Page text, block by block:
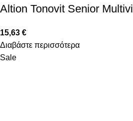
Altion Tonovit Senior
15,63 €
Διαβάστε περισσότερα
Sale